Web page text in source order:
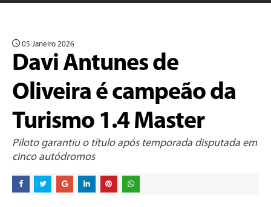
05 Janeiro 2026
Davi Antunes de
Oliveira é campeão da
Turismo 1.4 Master
Piloto garantiu o título após temporada disputada em
cinco autódromos